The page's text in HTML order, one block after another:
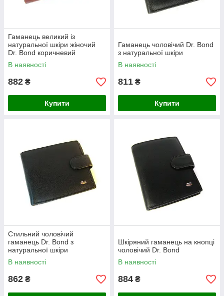
Гаманець великий із
натуральної шкіри жіночий
Dr. Bond коричневий
В наявності
882 ₴
Купити
Гаманець чоловічий Dr. Bond
з натуральної шкіри
В наявності
811 ₴
Купити
Стильний чоловічий
гаманець Dr. Bond з
натуральної шкіри
В наявності
862 ₴
Шкіряний гаманець на кнопці
чоловічий Dr. Bond
В наявності
884 ₴